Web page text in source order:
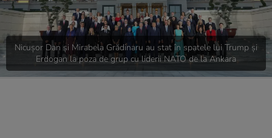
Nicușor Dan și Mirabela Grădinaru au stat în spatele lui Trump și
Erdogan la poza de grup cu liderii NATO de la Ankara